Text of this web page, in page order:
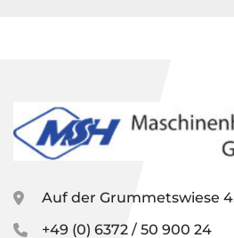
Auf der Grummetswiese
+49 (0) 6372 / 50 900 24